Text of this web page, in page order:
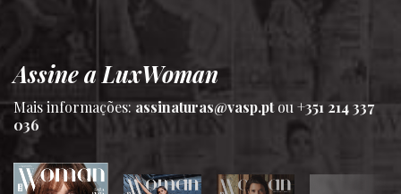
Assine a LuxWoman
Mais informações:assinaturas@vasp.ptou +351 214 337
036